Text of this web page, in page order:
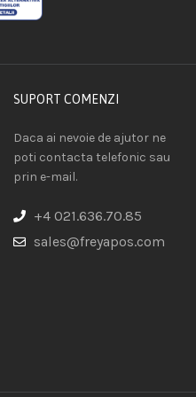
SUPORT COMENZI
Daca ai nevoie de ajutor ne
poti contacta telefonic sau
prin e-mail.
+4 021.636.70.85
sales@freyapos.com